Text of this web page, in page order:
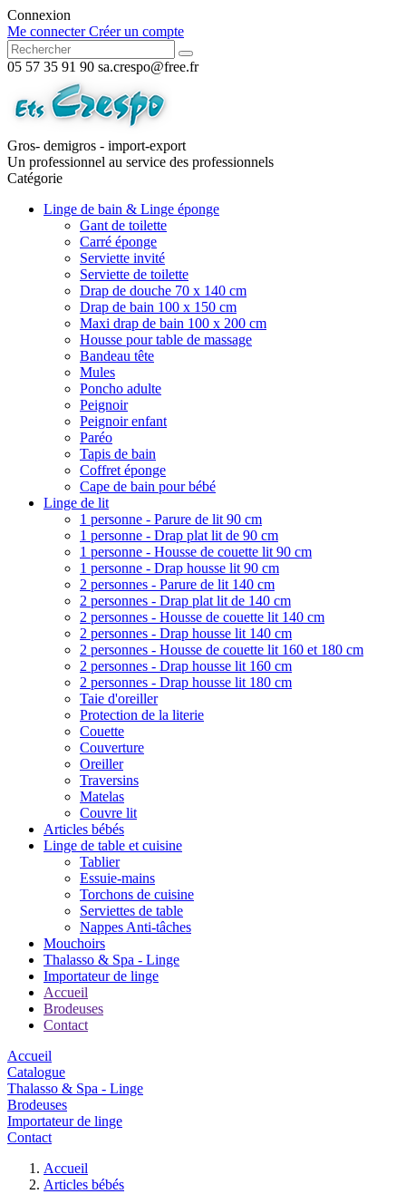
Connexion
Me connecter Créer un compte
05 57 35 91 90 sa.crespo@free.fr
Gros- demigros - import-export
Un professionnel au service des professionnels
Catégorie
Linge de bain & Linge éponge
Gant de toilette
Carré éponge
Serviette invité
Serviette de toilette
Drap de douche 70 x 140 cm
Drap de bain 100 x 150 cm
Maxi drap de bain 100 x 200 cm
Housse pour table de massage
Bandeau tête
Mules
Poncho adulte
Peignoir
Peignoir enfant
Paréo
Tapis de bain
Coffret éponge
Cape de bain pour bébé
Linge de lit
1 personne - Parure de lit 90 cm
1 personne - Drap plat lit de 90 cm
1 personne - Housse de couette lit 90 cm
1 personne - Drap housse lit 90 cm
2 personnes - Parure de lit 140 cm
2 personnes - Drap plat lit de 140 cm
2 personnes - Housse de couette lit 140 cm
2 personnes - Drap housse lit 140 cm
2 personnes - Housse de couette lit 160 et 180 cm
2 personnes - Drap housse lit 160 cm
2 personnes - Drap housse lit 180 cm
Taie d'oreiller
Protection de la literie
Couette
Couverture
Oreiller
Traversins
Matelas
Couvre lit
Articles bébés
Linge de table et cuisine
Tablier
Essuie-mains
Torchons de cuisine
Serviettes de table
Nappes Anti-tâches
Mouchoirs
Thalasso & Spa - Linge
Importateur de linge
Accueil
Brodeuses
Contact
Accueil
Catalogue
Thalasso & Spa - Linge
Brodeuses
Importateur de linge
Contact
Accueil
Articles bébés